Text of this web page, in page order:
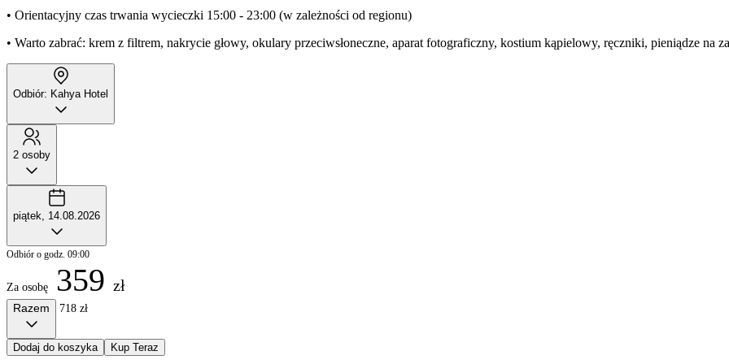
• Orientacyjny czas trwania wycieczki 15:00 - 23:00 (w zależności od regionu)
• Warto zabrać: krem z filtrem, nakrycie głowy, okulary przeciwsłoneczne, aparat fotograficzny, kostium kąpielowy, ręczniki, pieniądze na
Odbiór: Kahya Hotel
2 osoby
piątek, 14.08.2026
Odbiór o godz. 09:00
Za osobę 359 zł
Razem 718 zł
Dodaj do koszyka Kup Teraz